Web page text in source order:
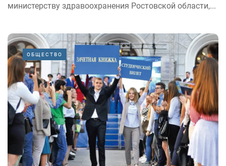
министерству здравоохранения Ростовской области,...
ОБЩЕСТВО